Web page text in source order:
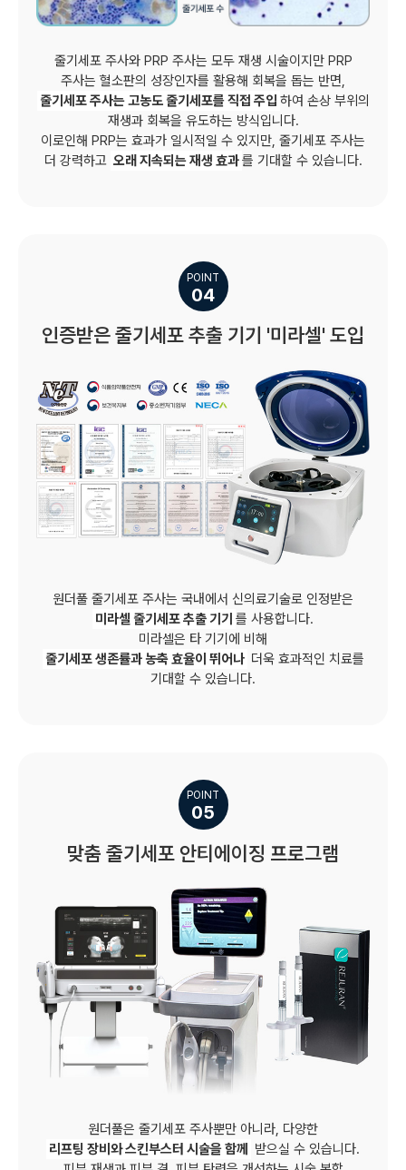
줄기세포 주사와 PRP 주사는 모두 재생 시술이지만 PRP
주사는 혈소판의 성장인자를 활용해 회복을 돕는 반면,
줄기세포 주사는 고농도 줄기세포를 직접 주입 하여 손상 부위의
재생과 회복을 유도하는 방식입니다.
이로인해 PRP는 효과가 일시적일 수 있지만, 줄기세포 주사는
더 강력하고 오래 지속되는 재생 효과를 기대할 수 있습니다.
POINT
04
인증받은 줄기세포 추출 기기 '미라셀' 도입
원더풀 줄기세포 주사는 국내에서 신의료기술로 인정받은
미라셀 줄기세포 추출 기기 를 사용합니다.
미라셀은 타 기기에 비해
줄기세포 생존률과 농축 효율이 뛰어나 더욱 효과적인 치료를
기대할 수 있습니다.
POINT
05
맞춤 줄기세포 안티에이징 프로그램
원더풀은 줄기세포 주사뿐만 아니라, 다양한
리프팅 장비와 스킨부스터 시술을 함께
받으실 수 있습니다.